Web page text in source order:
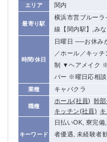
エリア 関内
最寄り駅
横浜市営ブルー
線【関内駅】,み
時間/休日
日曜日 ──お休み
／ホール／キッ
制 ▼ヘアメイク
バー ※曜日応相
業種 キャバクラ
職種
ホール(社員) 幹
キッチン(社員)
キーワード
日払いOK, 寮完
者優遇, 未経験者